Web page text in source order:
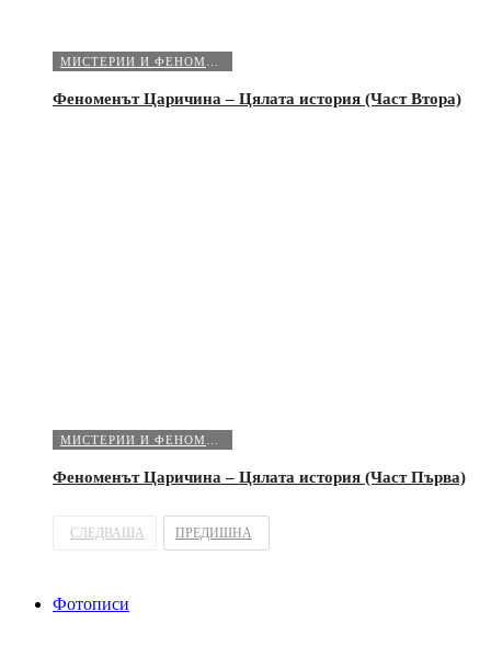
Феноменът Царичина – Цялата история (Част Втора)
Феноменът Царичина – Цялата история (Част Първа)
СЛЕДВАЩА ПРЕДИШНА
Фотописи